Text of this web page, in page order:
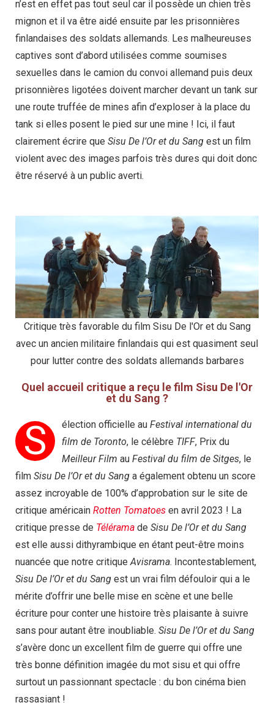
n’est en effet pas tout seul car il possède un chien très
mignon et il va être aidé ensuite par les prisonnières
finlandaises des soldats allemands. Les malheureuses
captives sont d’abord utilisées comme soumises
sexuelles dans le camion du convoi allemand puis deux
prisonnières ligotées doivent marcher devant un tank sur
une route truffée de mines afin d’exploser à la place du
tank si elles posent le pied sur une mine ! Ici, il faut
clairement écrire que Sisu De l’Or et du Sang est un film
violent avec des images parfois très dures qui doit donc
être réservé à un public averti.
Critique très favorable du film Sisu De l'Or et du Sang
avec un ancien militaire finlandais qui est quasiment seul
pour lutter contre des soldats allemands barbares
Quel accueil critique a reçu le film Sisu De l'Or
et du Sang ?
S élection officielle au Festival international du
film de Toronto, le célèbre TIFF, Prix du
Meilleur Film au Festival du film de Sitges, le
film Sisu De l’Or et du Sang a également obtenu un score
assez incroyable de 100% d’approbation sur le site de
critique américain Rotten Tomatoes en avril 2023 ! La
critique presse de Télérama de Sisu De l’Or et du Sang
est elle aussi dithyrambique en étant peut-être moins
nuancée que notre critique Avisrama. Incontestablement,
Sisu De l’Or et du Sang est un vrai film défouloir qui a le
mérite d’offrir une belle mise en scène et une belle
écriture pour conter une histoire très plaisante à suivre
sans pour autant être inoubliable. Sisu De l’Or et du Sang
s’avère donc un excellent film de guerre qui offre une
très bonne définition imagée du mot sisu et qui offre
surtout un passionnant spectacle : du bon cinéma bien
rassasiant !